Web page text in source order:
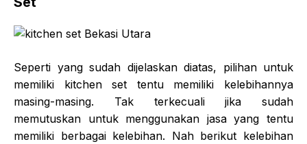
Seperti yang sudah dijelaskan diatas, pilihan untuk
memiliki kitchen set tentu memiliki kelebihannya
masing-masing. Tak terkecuali jika sudah
memutuskan untuk menggunakan jasa yang tentu
memiliki berbagai kelebihan. Nah berikut kelebihan